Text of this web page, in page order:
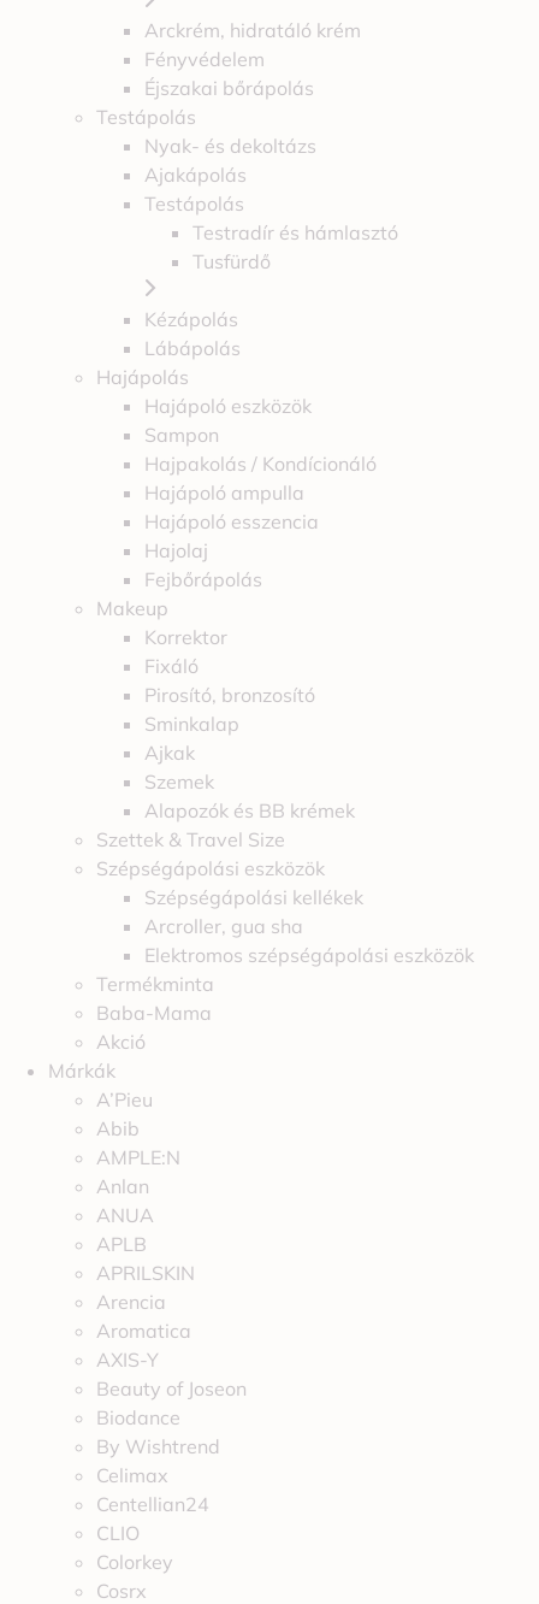
Arckrém, hidratáló krém
Fényvédelem
Éjszakai bőrápolás
Testápolás
Nyak- és dekoltázs
Ajakápolás
Testápolás
Testradír és hámlasztó
Tusfürdő
Kézápolás
Lábápolás
Hajápolás
Hajápoló eszközök
Sampon
Hajpakolás / Kondícionáló
Hajápoló ampulla
Hajápoló esszencia
Hajolaj
Fejbőrápolás
Makeup
Korrektor
Fixáló
Pirosító, bronzosító
Sminkalap
Ajkak
Szemek
Alapozók és BB krémek
Szettek & Travel Size
Szépségápolási eszközök
Szépségápolási kellékek
Arcroller, gua sha
Elektromos szépségápolási eszközök
Termékminta
Baba-Mama
Akció
Márkák
A’Pieu
Abib
AMPLE:N
Anlan
ANUA
APLB
APRILSKIN
Arencia
Aromatica
AXIS-Y
Beauty of Joseon
Biodance
By Wishtrend
Celimax
Centellian24
CLIO
Colorkey
Cosrx